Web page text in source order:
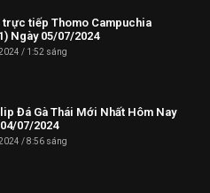
để cập nhật
gà Thomo - Đá gà Campuchia
khiếu nại liên hệ :
trực tiếp Thomo Campuchia
Ngày 05/07/2024
1:52 sáng
Đá Gà Thái Mới Nhất Hôm Nay
07/2024
8:56 sáng